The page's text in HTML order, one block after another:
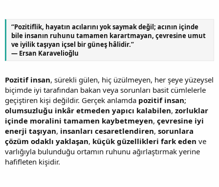
“Pozitiflik, hayatın acılarını yok saymak değil; acının içinde
bile insanın ruhunu tamamen karartmayan, çevresine umut
ve iyilik taşıyan içsel bir güneş hâlidir.”
— Ersan Karavelioğlu
Pozitif insan, sürekli gülen, hiç üzülmeyen, her şeye yüzeysel
biçimde iyi tarafından bakan veya sorunları basit cümlelerle
geçiştiren kişi değildir. Gerçek anlamda pozitif insan;
olumsuzluğu inkâr etmeden yapıcı kalabilen, zorluklar
içinde moralini tamamen kaybetmeyen, çevresine iyi
enerji taşıyan, insanları cesaretlendiren, sorunlara
çözüm odaklı yaklaşan, küçük güzellikleri fark eden ve
varlığıyla bulunduğu ortamın ruhunu ağırlaştırmak yerine
hafifleten kişidir.